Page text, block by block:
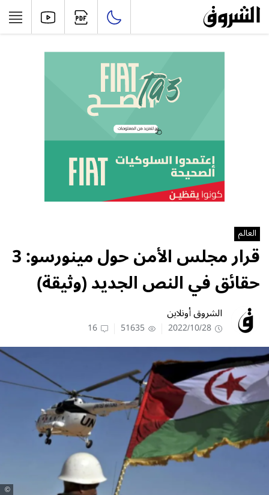
العالم
قرار مجلس الأمن حول مينورسو: 3
حقائق في النص الجديد (وثيقة)
الشروق أونلاين
2022/10/28
51635
16